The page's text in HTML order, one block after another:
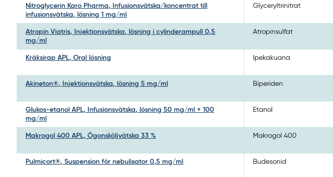
Nitroglycerin Karo Pharma, Infusionsvätska/koncentrat till
infusionsvätska, lösning 1 mg/ml
Glyceryltrinitrat
Atropin Viatris, Injektionsvätska, lösning i cylinderampull 0,5
mg/ml
Atropinsulfat
Kräksirap APL, Oral lösning Ipekakuana
Akineton®, Injektionsvätska, lösning 5 mg/ml Biperiden
Glukos-etanol APL, Infusionsvätska, lösning 50 mg/ml + 100
mg/ml
Etanol
Makrogol 400 APL, Ögonsköljvätska 33 % Makrogol 400
Pulmicort®, Suspension för nebulisator 0,5 mg/ml Budesonid